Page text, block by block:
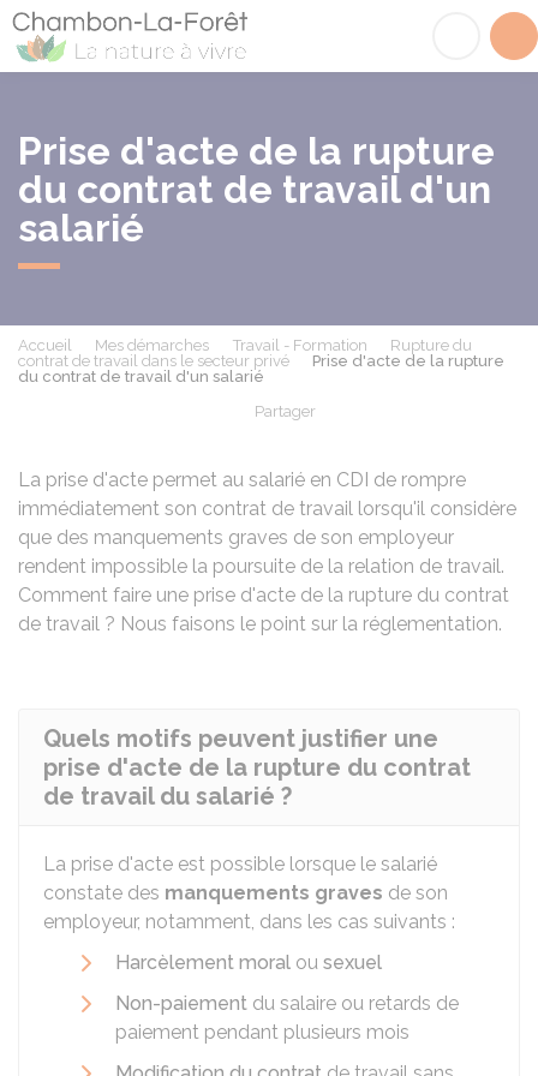
Prise d'acte de la rupture
du contrat de travail d'un
salarié
Accueil Mes démarches Travail - Formation
Rupture du
contrat de travail dans le secteur privé
Prise d'acte de la rupture
du contrat de travail d'un salarié
Partager
La prise d'acte permet au salarié en CDI de rompre
immédiatement son contrat de travail lorsqu'il considère
que des manquements graves de son employeur
rendent impossible la poursuite de la relation de travail.
Comment faire une prise d'acte de la rupture du contrat
de travail ? Nous faisons le point sur la réglementation.
Quels motifs peuvent justifier une
prise d'acte de la rupture du contrat
de travail du salarié ?
La prise d'acte est possible lorsque le salarié
constate des manquements graves de son
employeur, notamment, dans les cas suivants :
Harcèlement moral ou sexuel
Non-paiement du salaire ou retards de
paiement pendant plusieurs mois